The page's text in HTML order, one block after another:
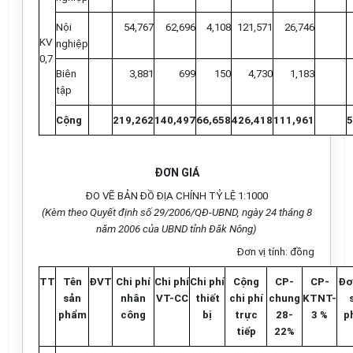
KV
0,7
Nội
nghiệp
54,767 62,696 4,108 121,571 26,746
Biên
tập
3,881 699 150 4,730 1,183
Cộng 219,262 140,49766,658426,418 111,961
ĐƠN GIÁ
ĐO VẼ BẢN ĐỒ ĐỊA CHÍNH TỶ LỆ 1:1000
(Kèm theo Quyết định số 29/2006/QĐ-UBND, ngày 24 tháng 8
năm 2006 của UBND tỉnh Đăk Nông)
Đơn vị tính: đồng
TT
Tên
sản
phẩm
ĐVT Chi phí
nhân
công
Chi phí
VT-CC
Chi phí
thiết
bị
Cộng
chi phí
trực
tiếp
CP-
chung
28-
22%
CP-
KTNT-
3 %